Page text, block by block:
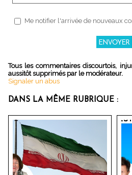
Me notifier l'arrivée de nouveaux
Tous les commentaires discourtois,
aussitôt supprimés par le modérateur.
Signaler un abus
DANS LA MÊME RUBRIQUE :